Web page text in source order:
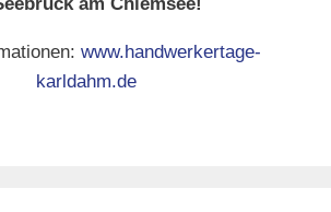
www.handwerkertage-
karldahm.de